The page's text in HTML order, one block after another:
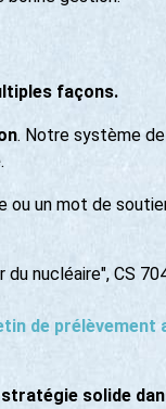
façons.
. Notre système
.
ou un mot de
nucléaire", CS
de prélèvement
solide